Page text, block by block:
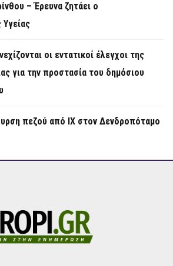
– Έρευνα ζητάει ο
Υγείας
οι εντατικοί έλεγχοι της
για την προστασία του δημόσιου
πεζού από ΙΧ στον Δενδροπόταμο